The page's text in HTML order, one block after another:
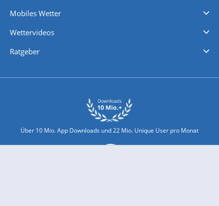
Mobiles Wetter
Wettervideos
Ratgeber
Über 10 Mio. App Downloads und 22 Mio. Unique User pro Monat